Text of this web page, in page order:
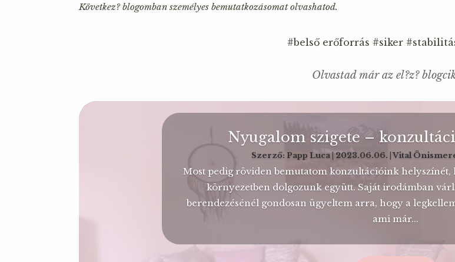
Következ? blogomban személyes bemutatkozásomat olvashatod.
#belső erőforrás #siker
Olvastad már az el?z?
Nyugalom szigete –
Szerző: Papp Luca|2023.06.06. |Vital
Most pedig röviden bemutatom konzultációink helyszínét,
környezetben dolgozunk együtt. Saját irodámban
berendezésénél gondosan ügyeltem arra, hogy a
ami már...